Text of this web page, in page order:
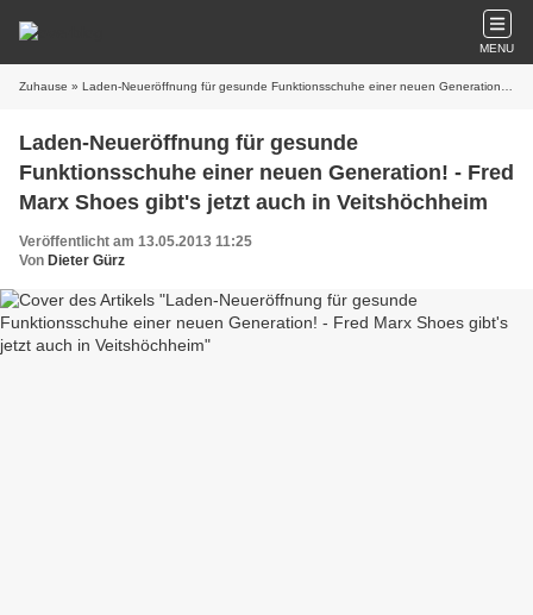
MENU
Zuhause » Laden-Neueröffnung für gesunde Funktionsschuhe einer neuen Generation! - Fred Marx Shoes gibt's jetzt auch in Veitshöchheim
Laden-Neueröffnung für gesunde
Funktionsschuhe einer neuen Generation! - Fred
Marx Shoes gibt's jetzt auch in Veitshöchheim
Veröffentlicht am 13.05.2013 11:25
Von Dieter Gürz